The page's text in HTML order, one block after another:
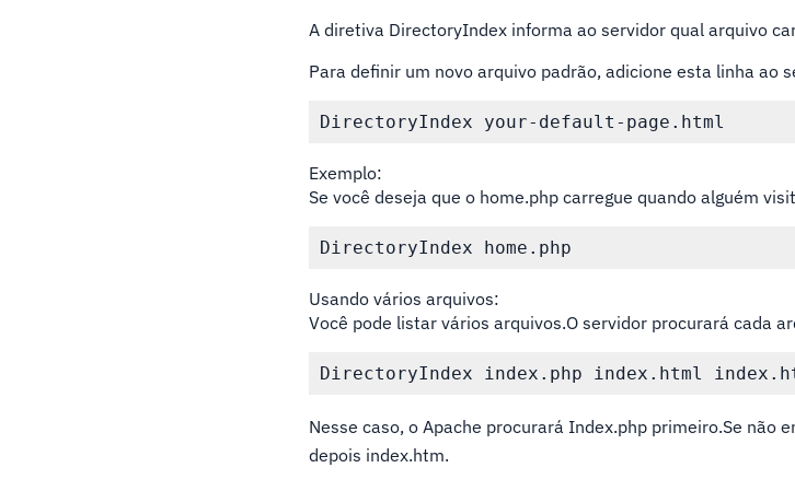
A diretiva DirectoryIndex informa ao servidor qual arquivo
Para definir um novo arquivo padrão, adicione esta linha ao
DirectoryIndex your-default-page.html
Exemplo:
Se você deseja que o home.php carregue quando alguém
DirectoryIndex home.php
Usando vários arquivos:
Você pode listar vários arquivos.O servidor procurará cada
DirectoryIndex index.php index.html
Nesse caso, o Apache procurará Index.php primeiro.Se não
depois index.htm.